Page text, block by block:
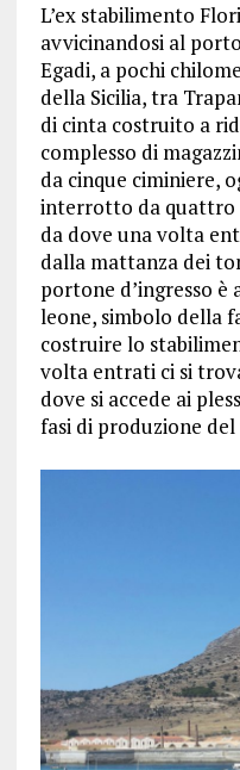
L’ex stabilimento
avvicinandosi al
Egadi, a pochi
della Sicilia, tra
di cinta costruito a
complesso di
da cinque ciminiere,
interrotto da quattro
da dove una volta
dalla mattanza dei
portone d’ingresso è
leone, simbolo della
costruire lo
volta entrati ci si
dove si accede ai
fasi di produzione